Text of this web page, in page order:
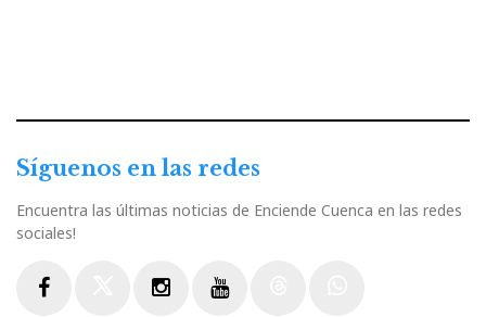
Síguenos en las redes
Encuentra las últimas noticias de Enciende Cuenca en las redes
sociales!